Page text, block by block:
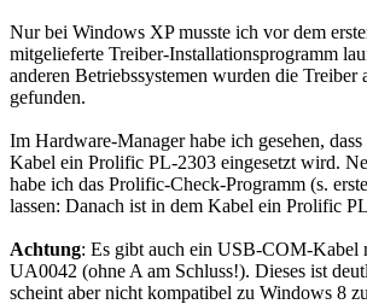
Nur bei Windows XP musste ich vor dem
mitgelieferte Treiber-Installationsprogramm
anderen Betriebssystemen wurden die Treiber
gefunden.
Im Hardware-Manager habe ich gesehen,
Kabel ein Prolific PL-2303 eingesetzt wird.
habe ich das Prolific-Check-Programm (s.
lassen: Danach ist in dem Kabel ein Prolific
Achtung: Es gibt auch ein USB-COM-Kabel
UA0042 (ohne A am Schluss!). Dieses ist
scheint aber nicht kompatibel zu Windows 8